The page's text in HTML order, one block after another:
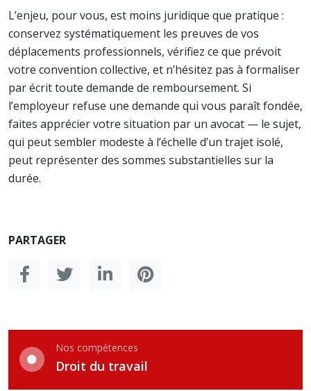
L’enjeu, pour vous, est moins juridique que pratique :
conservez systématiquement les preuves de vos
déplacements professionnels, vérifiez ce que prévoit
votre convention collective, et n’hésitez pas à formaliser
par écrit toute demande de remboursement. Si
l’employeur refuse une demande qui vous paraît fondée,
faites apprécier votre situation par un avocat — le sujet,
qui peut sembler modeste à l’échelle d’un trajet isolé,
peut représenter des sommes substantielles sur la
durée.
PARTAGER
Nos compétences
Droit du travail